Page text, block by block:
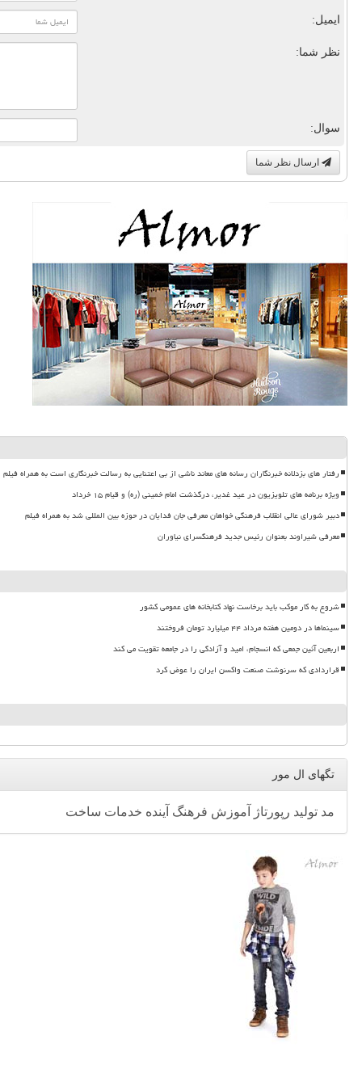
ایمیل:
نظر شما:
سوال:
ارسال نظر شما
رفتار های بزدلانه خبرنگاران رسانه های معاند ناشی از بی اعتنایی به رسالت خبرنگاری است به همراه فیلم
ویژه برنامه های تلویزیون در عید غدیر، درگذشت امام خمینی (ره) و قیام ۱۵ خرداد
دبیر شورای عالی انقلاب فرهنگی خواهان معرفی جان فدایان در حوزه بین المللی شد به همراه فیلم
معرفی شیراوند بعنوان رئیس جدید فرهنگسرای نیاوران
شروع به کار موکب باید برخاست نهاد کتابخانه های عمومی کشور
سینماها در دومین هفته مرداد ۴۴ میلیارد تومان فروختند
اربعین آئین جمعی که انسجام، امید و آزادگی را در جامعه تقویت می کند
قراردادی که سرنوشت صنعت واکسن ایران را عوض کرد
تگهای ال مور
مد تولید رپورتاژ آموزش فرهنگ آینده خدمات ساخت